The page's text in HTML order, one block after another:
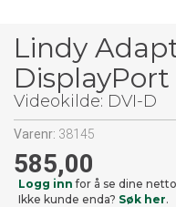
Lindy
DisplayPort
Videokilde: DVI-D
Varenr: 38145
585,00
Logg inn for å se dine
Ikke kunde enda? Søk her.